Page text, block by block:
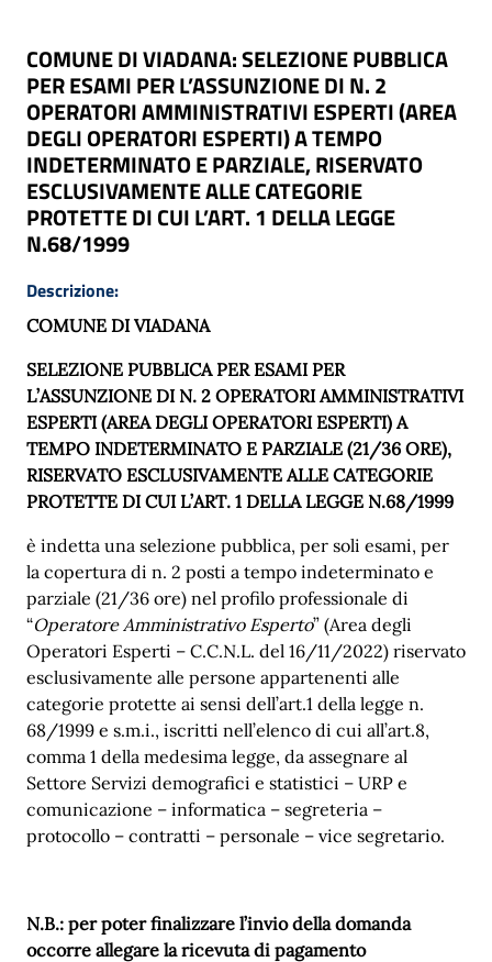
COMUNE DI VIADANA: SELEZIONE PUBBLICA
PER ESAMI PER L’ASSUNZIONE DI N. 2
OPERATORI AMMINISTRATIVI ESPERTI (AREA
DEGLI OPERATORI ESPERTI) A TEMPO
INDETERMINATO E PARZIALE, RISERVATO
ESCLUSIVAMENTE ALLE CATEGORIE
PROTETTE DI CUI L’ART. 1 DELLA LEGGE
N.68/1999
Descrizione:
COMUNE DI VIADANA
SELEZIONE PUBBLICA PER ESAMI PER
L’ASSUNZIONE DI N. 2 OPERATORI AMMINISTRATIVI
ESPERTI (AREA DEGLI OPERATORI ESPERTI) A
TEMPO INDETERMINATO E PARZIALE (21/36 ORE),
RISERVATO ESCLUSIVAMENTE ALLE CATEGORIE
PROTETTE DI CUI L’ART. 1 DELLA LEGGE N.68/1999
è indetta una selezione pubblica, per soli esami, per
la copertura di n. 2 posti a tempo indeterminato e
parziale (21/36 ore) nel profilo professionale di
“Operatore Amministrativo Esperto” (Area degli
Operatori Esperti – C.C.N.L. del 16/11/2022) riservato
esclusivamente alle persone appartenenti alle
categorie protette ai sensi dell’art.1 della legge n.
68/1999 e s.m.i., iscritti nell’elenco di cui all’art.8,
comma 1 della medesima legge, da assegnare al
Settore Servizi demografici e statistici – URP e
comunicazione – informatica – segreteria –
protocollo – contratti – personale – vice segretario.
N.B.: per poter finalizzare l’invio della domanda
occorre allegare la ricevuta di pagamento